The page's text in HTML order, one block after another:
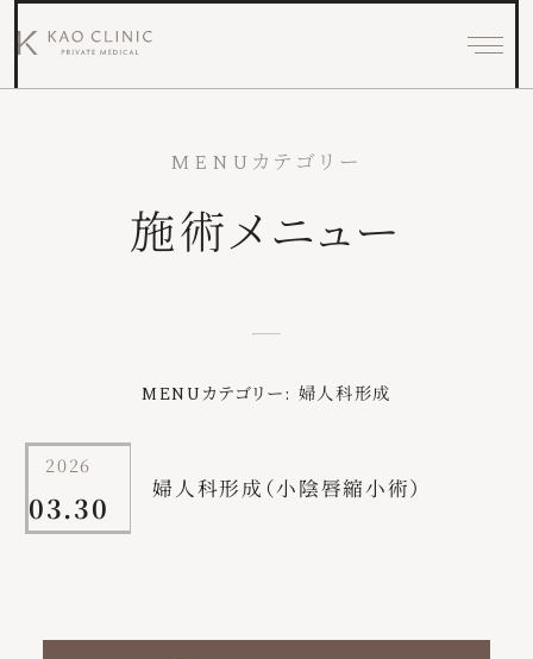
施術メニュー
MENUカテゴリー: 婦人科形成
2026
03.30
婦人科形成（小陰唇縮小術）